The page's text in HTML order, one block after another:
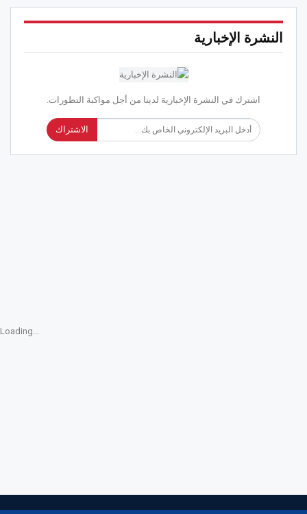
النشرة الإخبارية
اشترك في النشرة الإخبارية لدينا من أجل مواكبة التطورات.
الاشتراك
Loading...